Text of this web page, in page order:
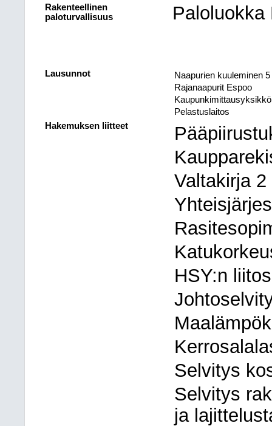
Rakenteellinen
paloturvallisuus
Paloluokka
Lausunnot
Naapurien kuuleminen
Rajanaapurit Espoo
Kaupunkimittausyksikkö
Pelastuslaitos
Hakemuksen liitteet
Valtakirja 2
HSY:n
Selvitys
Selvitys
ja